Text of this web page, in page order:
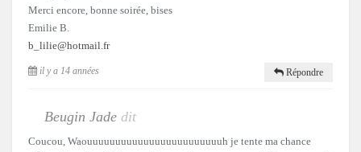
Merci encore, bonne soirée, bises
Emilie B.
b_lilie@hotmail.fr
il y a 14 années Répondre
Beugin Jade dit
Coucou, Waouuuuuuuuuuuuuuuuuuuuuuuuh je tente ma chance